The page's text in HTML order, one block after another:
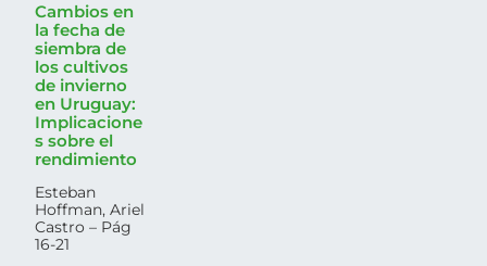
Cambios en
la fecha de
siembra de
los cultivos
de invierno
en Uruguay:
Implicacione
s sobre el
rendimiento
Esteban
Hoffman, Ariel
Castro – Pág
16-21